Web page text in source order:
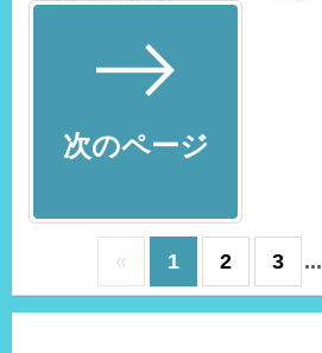
次のページ
« 1 2 3 ...